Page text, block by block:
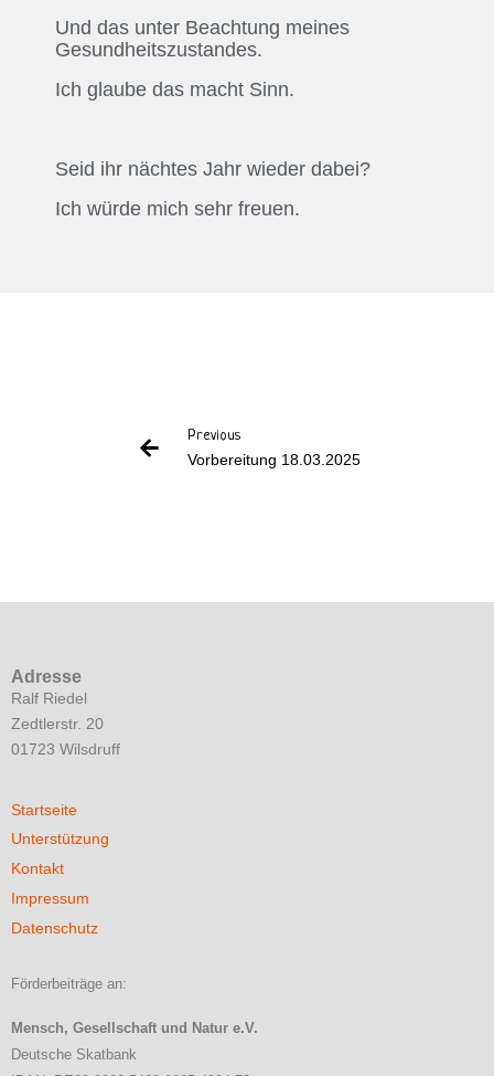
Und das unter Beachtung meines
Gesundheitszustandes.
Ich glaube das macht Sinn.
Seid ihr nächtes Jahr wieder dabei?
Ich würde mich sehr freuen.
Previous
Vorbereitung 18.03.2025
Adresse
Ralf Riedel
Zedtlerstr. 20
01723 Wilsdruff
Startseite
Unterstützung
Kontakt
Impressum
Datenschutz
Förderbeiträge an:
Mensch, Gesellschaft und Natur e.V.
Deutsche Skatbank